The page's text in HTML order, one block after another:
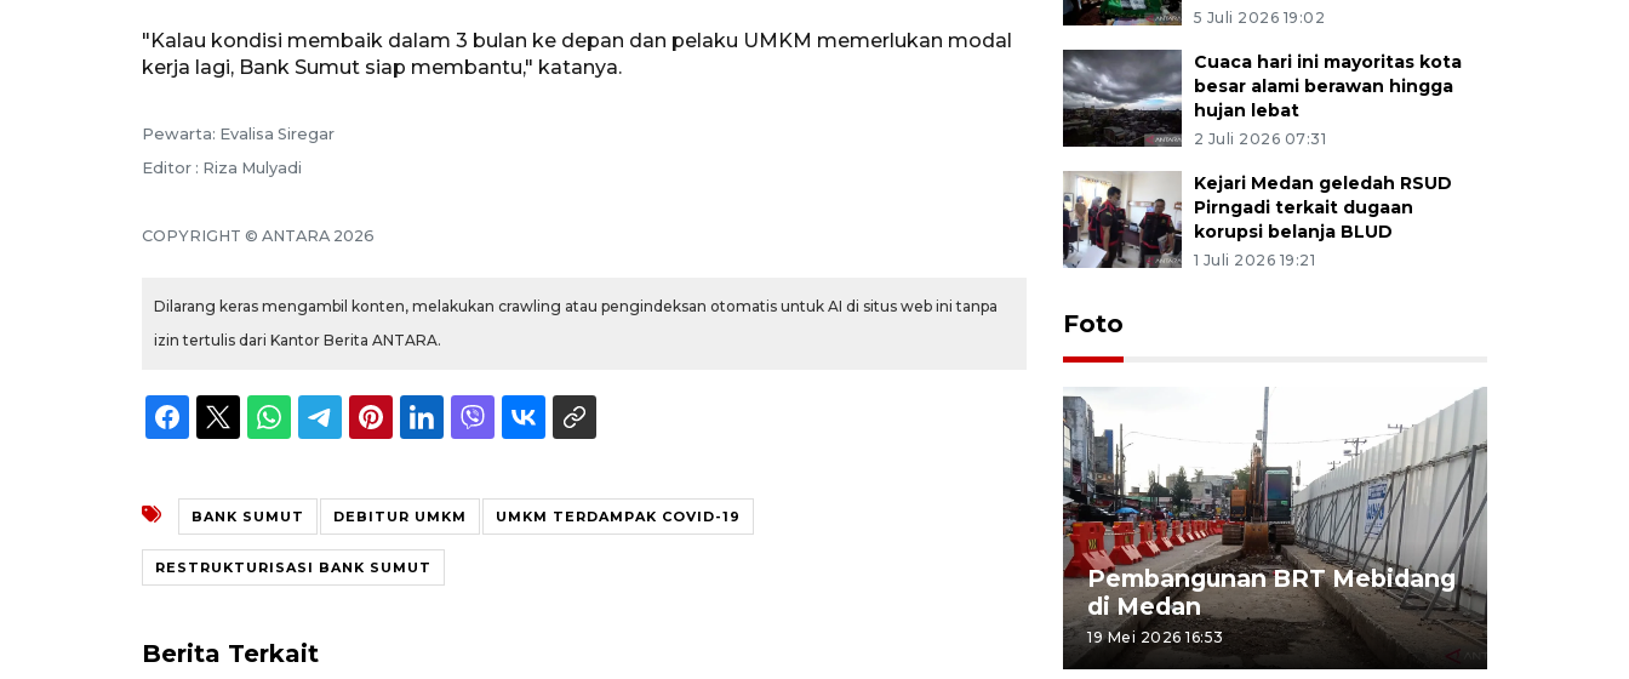
"Kalau kondisi membaik dalam 3 bulan ke depan dan pelaku UMKM memerlukan modal
kerja lagi, Bank Sumut siap membantu," katanya.
Pewarta: Evalisa Siregar
Editor : Riza Mulyadi
COPYRIGHT © ANTARA 2026
Dilarang keras mengambil konten, melakukan crawling atau pengindeksan otomatis untuk AI di situs web ini tanpa
izin tertulis dari Kantor Berita ANTARA.
BANK SUMUT DEBITUR UMKM UMKM TERDAMPAK COVID-19
RESTRUKTURISASI BANK SUMUT
Berita Terkait
5 Juli 2026 19:02
Cuaca hari ini mayoritas kota
besar alami berawan hingga
hujan lebat
2 Juli 2026 07:31
Kejari Medan geledah RSUD
Pirngadi terkait dugaan
korupsi belanja BLUD
1 Juli 2026 19:21
Foto
Pembangunan BRT Mebidang
di Medan
19 Mei 2026 16:53